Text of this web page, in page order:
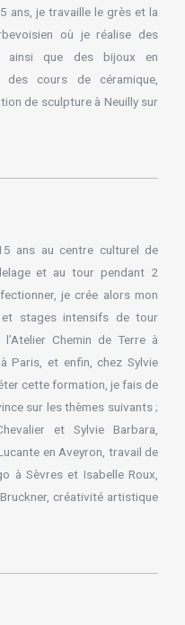
ans, je travaille le grès et la
où je réalise des
ainsi que des bijoux en
des cours de céramique,
de sculpture à Neuilly sur
ans au centre culturel de
et au tour pendant 2
je crée alors mon
stages intensifs de tour
Chemin de Terre à
Paris, et enfin, chez Sylvie
cette formation, je fais de
sur les thèmes suivants ;
et Sylvie Barbara,
en Aveyron, travail de
à Sèvres et Isabelle Roux,
créativité artistique